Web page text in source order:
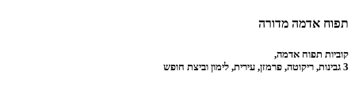
תפוח אדמה מדורה
קוביות תפוח אדמה,
3 גבינות, ריקוטה, פרמזן, עירית, לימון וביצת חופש